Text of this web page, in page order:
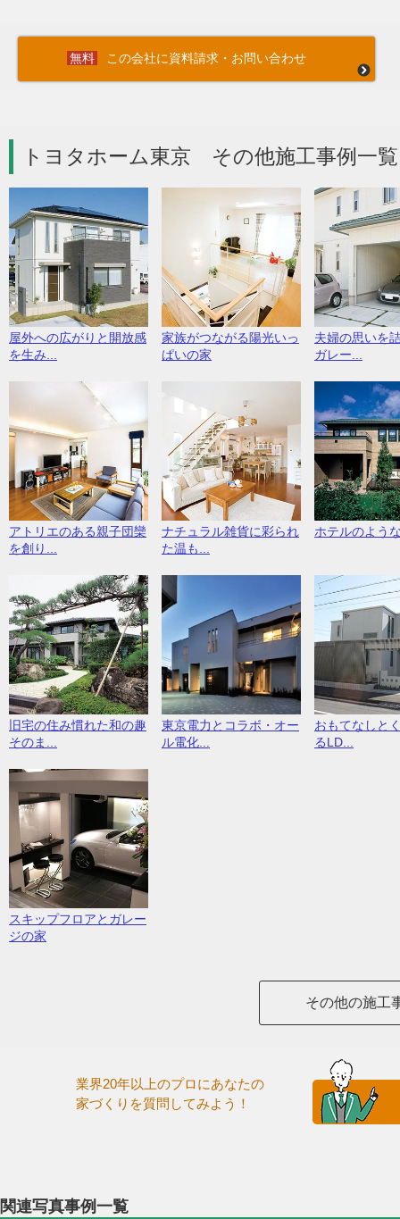
この会社に資料請求・お問い合わせ
トヨタホーム東京 その他施工事例一
屋外への広がりと開放感
を生み...
家族がつながる陽光いっ
ぱいの家
夫婦の思いを
ガレー...
アトリエのある親子団欒
を創り...
ナチュラル雑貨に彩られ
た温も...
ホテルのよう
旧宅の住み慣れた和の趣
そのま...
東京電力とコラボ・オー
ル電化...
おもてなしと
るLD...
スキップフロアとガレー
ジの家
その他の施工
業界20年以上のプロにあなたの
家づくりを質問してみよう！
関連写真事例一覧